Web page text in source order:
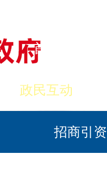
首页
政民互动
招商引资